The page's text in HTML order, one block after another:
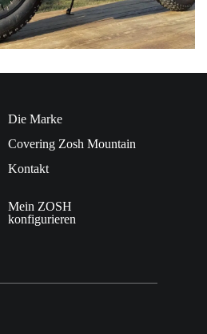
Die Marke
Covering Zosh Mountain
Kontakt
Mein ZOSH
konfigurieren